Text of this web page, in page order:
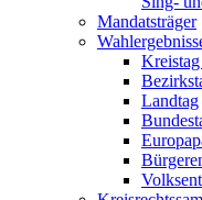
Mandatsträger
Landtag